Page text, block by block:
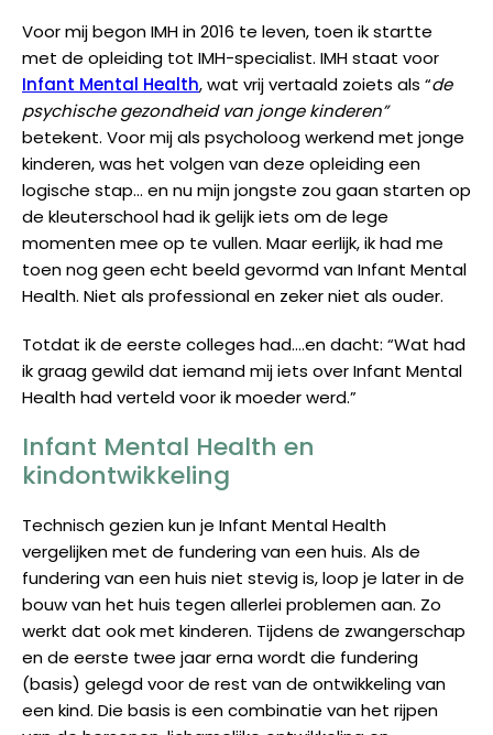
Voor mij begon IMH in 2016 te leven, toen ik startte
met de opleiding tot IMH-specialist. IMH staat voor
Infant Mental Health, wat vrij vertaald zoiets als “de
psychische gezondheid van jonge kinderen”
betekent. Voor mij als psycholoog werkend met jonge
kinderen, was het volgen van deze opleiding een
logische stap… en nu mijn jongste zou gaan starten op
de kleuterschool had ik gelijk iets om de lege
momenten mee op te vullen. Maar eerlijk, ik had me
toen nog geen echt beeld gevormd van Infant Mental
Health. Niet als professional en zeker niet als ouder.
Totdat ik de eerste colleges had….en dacht: “Wat had
ik graag gewild dat iemand mij iets over Infant Mental
Health had verteld voor ik moeder werd.”
Infant Mental Health en
kindontwikkeling
Technisch gezien kun je Infant Mental Health
vergelijken met de fundering van een huis. Als de
fundering van een huis niet stevig is, loop je later in de
bouw van het huis tegen allerlei problemen aan. Zo
werkt dat ook met kinderen. Tijdens de zwangerschap
en de eerste twee jaar erna wordt die fundering
(basis) gelegd voor de rest van de ontwikkeling van
een kind. Die basis is een combinatie van het rijpen